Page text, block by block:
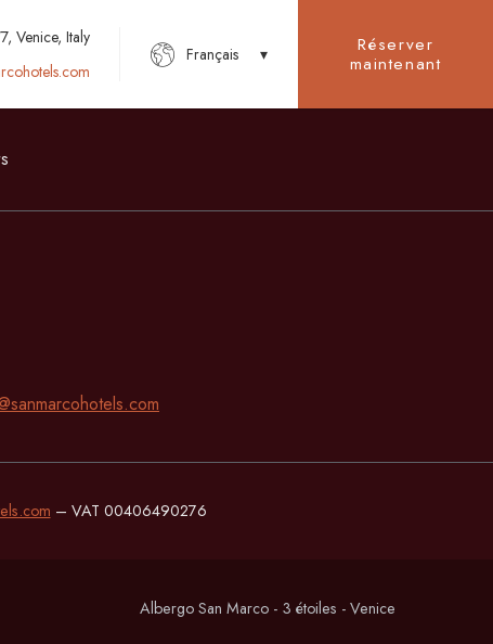
Venice, Italy
Français
Réserver
maintenant
– VAT 00406490276
Albergo San Marco - 3 étoiles - Venice